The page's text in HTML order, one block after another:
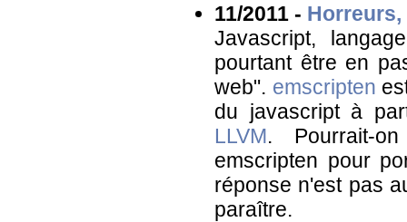
11/2011 - Horreurs,
Javascript,
pourtant être en
web". emscripten
du javascript à
LLVM. Pourrait-
emscripten pour
réponse n'est pas
paraître.